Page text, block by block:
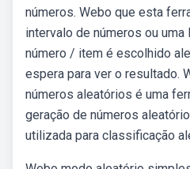
números. Webo que esta
intervalo de números ou
número / item é escolhido
espera para ver o resultado.
números aleatórios é uma
geração de números
utilizada para classificação